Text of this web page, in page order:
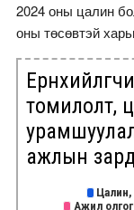
2024 оны цалин
оны төсөвтэй